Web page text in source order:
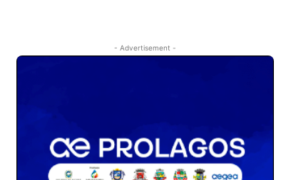
- Advertisement -